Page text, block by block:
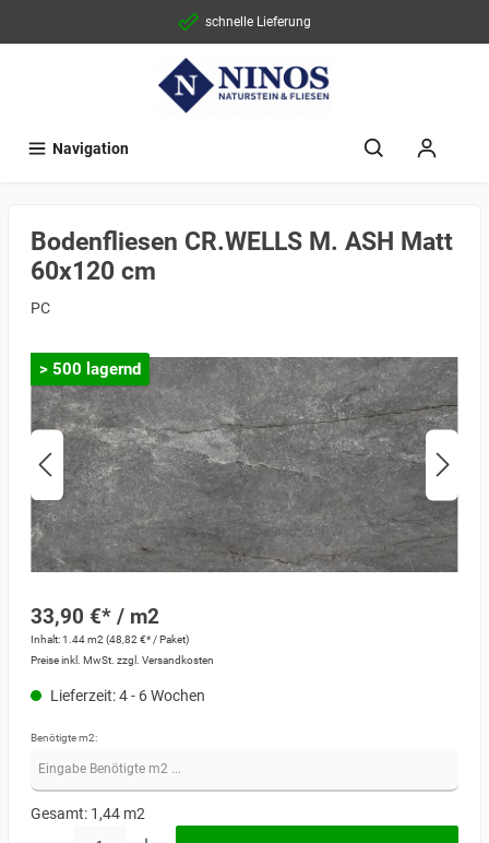
schnelle Lieferung
Navigation
Bodenfliesen CR.WELLS M. ASH Matt
60x120 cm
PC
> 500 lagernd
33,90 €* / m2
Inhalt:1.44 m2 (48,82 €* / Paket)
Preise inkl. MwSt. zzgl. Versandkosten
Lieferzeit: 4 - 6 Wochen
Benötigte m2:
Gesamt: 1,44 m2